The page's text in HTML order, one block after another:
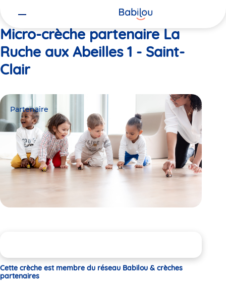
Micro-crèche partenaire La
Ruche aux Abeilles 1 - Saint-
Clair
Partenaire
Cette crèche est membre du réseau Babilou & crèches
partenaires